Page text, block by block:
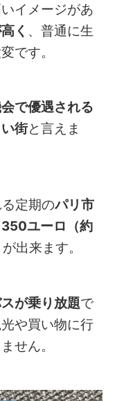
イメージがあ
く 、普通に生
です。
で優遇される
街と言えま
定期のパリ市
350ユーロ（約
出来ます。
が乗り放題で
や買い物に行
せん。